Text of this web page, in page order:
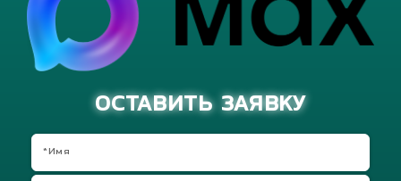
ОСТАВИТЬ ЗАЯВКУ